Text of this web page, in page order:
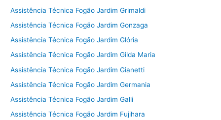
Assistência Técnica Fogão Jardim Grimaldi
Assistência Técnica Fogão Jardim Gonzaga
Assistência Técnica Fogão Jardim Glória
Assistência Técnica Fogão Jardim Gilda Maria
Assistência Técnica Fogão Jardim Gianetti
Assistência Técnica Fogão Jardim Germania
Assistência Técnica Fogão Jardim Galli
Assistência Técnica Fogão Jardim Fujihara